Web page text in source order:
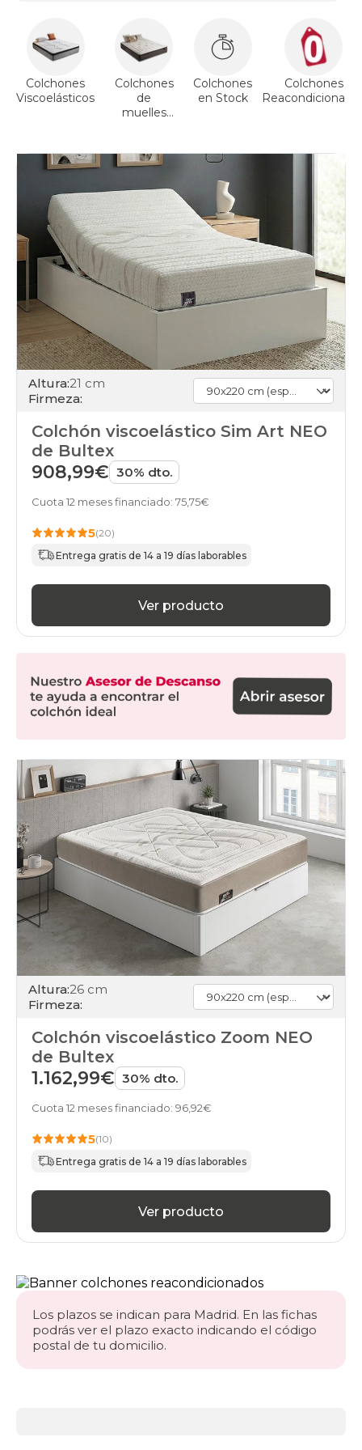
especial
firmeza-
firme
colchones
colchones
especial
articulable
colchones
90x220cm-
especial
bultex
colchones
90x220cm-
especial
colchones
90x220cm-
especial
financiados
90x220cm-
colchones
90x220cm-
colchones
especial
online
Colchones
Viscoelásticos
Colchones
de
muelles
Colchones
en Stock
Colchones
Altura:21 cm
Firmeza:
Colchón viscoelástico Sim Art NEO
de Bultex
908,99€ 30% dto.
Cuota 12 meses financiado: 75,75€
5(20)
Entrega gratis de 14 a 19 días laborables
Ver producto
Altura:26 cm
Firmeza:
Colchón viscoelástico Zoom NEO
de Bultex
1.162,99€ 30% dto.
Cuota 12 meses financiado: 96,92€
5(10)
Entrega gratis de 14 a 19 días laborables
Ver producto
Los plazos se indican para Madrid. En las fichas
podrás ver el plazo exacto indicando el código
postal de tu domicilio.